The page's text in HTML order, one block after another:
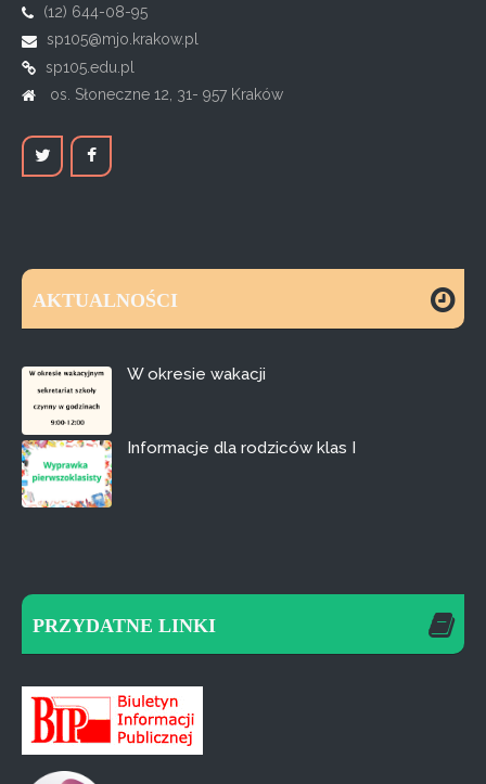
(12) 644-08-95
sp105@mjo.krakow.pl
sp105.edu.pl
os. Słoneczne 12, 31- 957 Kraków
AKTUALNOŚCI
W okresie wakacji
Informacje dla rodziców klas I
PRZYDATNE LINKI